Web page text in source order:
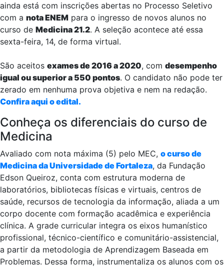
ainda está com inscrições abertas no Processo Seletivo
com a nota ENEM para o ingresso de novos alunos no
curso de Medicina 21.2. A seleção acontece até essa
sexta-feira, 14, de forma virtual.
São aceitos exames de 2016 a 2020, com desempenho
igual ou superior a 550 pontos. O candidato não pode ter
zerado em nenhuma prova objetiva e nem na redação.
Confira aqui o edital.
Conheça os diferenciais do curso de
Medicina
Avaliado com nota máxima (5) pelo MEC, o curso de
Medicina da Universidade de Fortaleza, da Fundação
Edson Queiroz, conta com estrutura moderna de
laboratórios, bibliotecas físicas e virtuais, centros de
saúde, recursos de tecnologia da informação, aliada a um
corpo docente com formação acadêmica e experiência
clínica. A grade curricular integra os eixos humanístico
profissional, técnico-científico e comunitário-assistencial,
a partir da metodologia de Aprendizagem Baseada em
Problemas. Dessa forma, instrumentaliza os alunos com os